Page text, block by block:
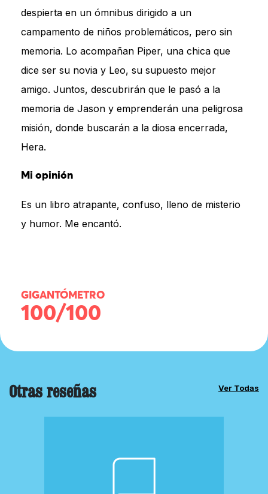
despierta en un ómnibus dirigido a un
campamento de niños problemáticos, pero sin
memoria. Lo acompañan Piper, una chica que
dice ser su novia y Leo, su supuesto mejor
amigo. Juntos, descubrirán que le pasó a la
memoria de Jason y emprenderán una peligrosa
misión, donde buscarán a la diosa encerrada,
Hera.
Mi opinión
Es un libro atrapante, confuso, lleno de misterio
y humor. Me encantó.
GIGANTÓMETRO
100/100
Otras reseñas Ver Todas